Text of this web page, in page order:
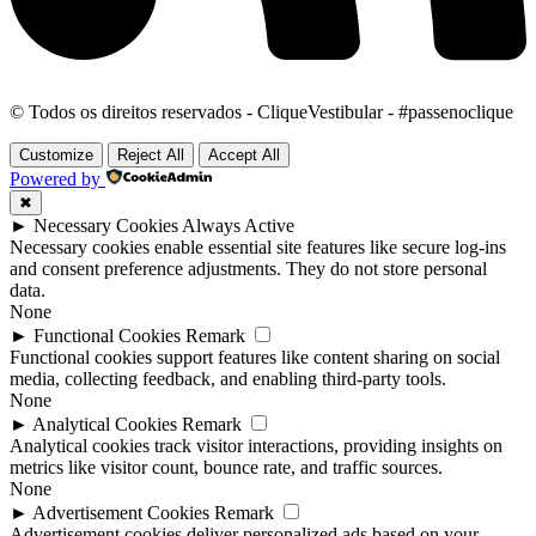
© Todos os direitos reservados - CliqueVestibular - #passenoclique
Customize Reject All Accept All
Powered by
✖
► Necessary Cookies Always Active
Necessary cookies enable essential site features like secure log-ins
and consent preference adjustments. They do not store personal
data.
None
► Functional Cookies Remark
Functional cookies support features like content sharing on social
media, collecting feedback, and enabling third-party tools.
None
► Analytical Cookies Remark
Analytical cookies track visitor interactions, providing insights on
metrics like visitor count, bounce rate, and traffic sources.
None
► Advertisement Cookies Remark